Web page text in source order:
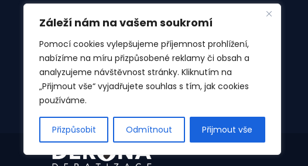
Záleží nám na vašem soukromí
Pomocí cookies vylepšujeme příjemnost prohlížení,
nabízíme na míru přizpůsobené reklamy či obsah a
analyzujeme návštěvnost stránky. Kliknutím na
„Přijmout vše“ vyjadřujete souhlas s tím, jak cookies
používáme.
Přizpůsobit Odmítnout Přijmout vše
Derona© 2024 Všechna práva vyhrazena